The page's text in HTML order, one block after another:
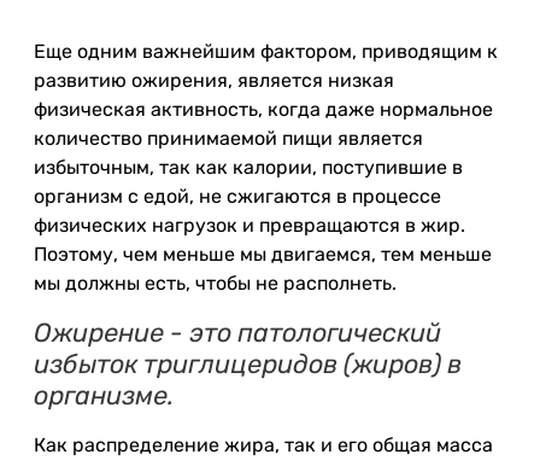
Еще одним важнейшим фактором, приводящим к
развитию ожирения, является низкая
физическая активность, когда даже нормальное
количество принимаемой пищи является
избыточным, так как калории, поступившие в
организм с едой, не сжигаются в процессе
физических нагрузок и превращаются в жир.
Поэтому, чем меньше мы двигаемся, тем меньше
мы должны есть, чтобы не располнеть.
Ожирение - это патологический
избыток триглицеридов (жиров) в
организме.
Как распределение жира, так и его общая масса